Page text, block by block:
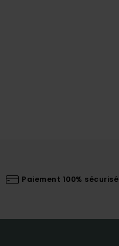
Paiement 100% sécurisé